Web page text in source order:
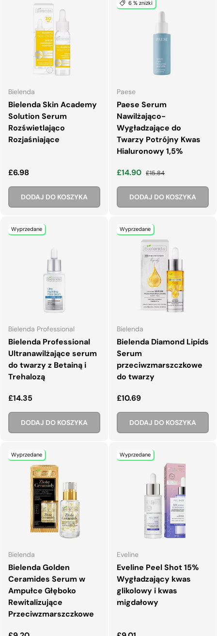
Bielenda
Bielenda Skin Academy
Solution Serum
Rozświetlająco
Rozjaśniające
Normalna cena
£6.98
DODAJ DO KOSZYKA
6 % zniżki
Paese
Paese Serum
Nawilżająco-
Wygładzające do
Twarzy Potrójny Kwas
Hialuronowy 1,5%
Cena wyprzedaży
£14.90 Normalna cena
£15.84
DODAJ DO KOSZYKA
Wyprzedane
Bielenda Professional
Bielenda Professional
Ultranawilżające serum
do twarzy z Betainą i
Trehalozą
Normalna cena
£14.35
DODAJ DO KOSZYKA
Wyprzedane
Bielenda
Bielenda Diamond Lipids
Serum
przeciwzmarszczkowe
do twarzy
Normalna cena
£10.69
DODAJ DO KOSZYKA
Wyprzedane
Bielenda
Bielenda Golden
Ceramides Serum w
Ampułce Głęboko
Rewitalizujące
Przeciwzmarszczkowe
Wyprzedane
Eveline
Eveline Peel Shot 15%
Wygładzający kwas
glikolowy i kwas
migdałowy